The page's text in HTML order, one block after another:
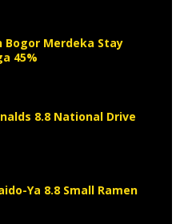
Bogor Merdeka Stay
45%
8.8 National Drive
Ya 8.8 Small Ramen